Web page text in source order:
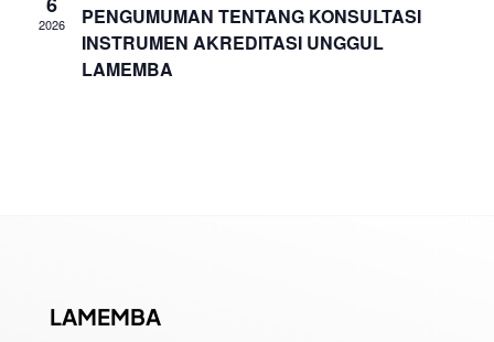
2026
PENGUMUMAN TENTANG KONSULTASI
INSTRUMEN AKREDITASI UNGGUL
LAMEMBA
LAMEMBA